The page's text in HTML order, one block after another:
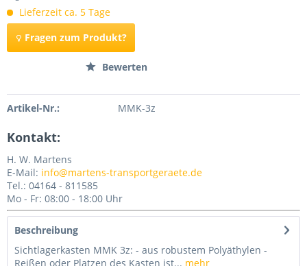
Lieferzeit ca. 5 Tage
Fragen zum Produkt?
Bewerten
Artikel-Nr.: MMK-3z
Kontakt:
H. W. Martens
E-Mail: info@martens-transportgeraete.de
Tel.: 04164 - 811585
Mo - Fr: 08:00 - 18:00 Uhr
Beschreibung
Sichtlagerkasten MMK 3z: - aus robustem Polyäthylen -
Reißen oder Platzen des Kasten ist... mehr